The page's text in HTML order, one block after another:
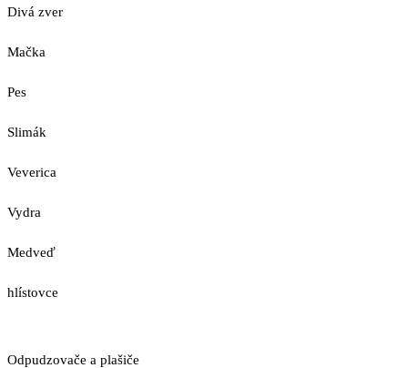
Divá zver
Mačka
Pes
Slimák
Veverica
Vydra
Medveď
hlístovce
Odpudzovače a plašiče